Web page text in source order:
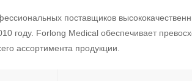
поставщиков
году. Forlong Medical обеспечивает
ассортимента продукции.